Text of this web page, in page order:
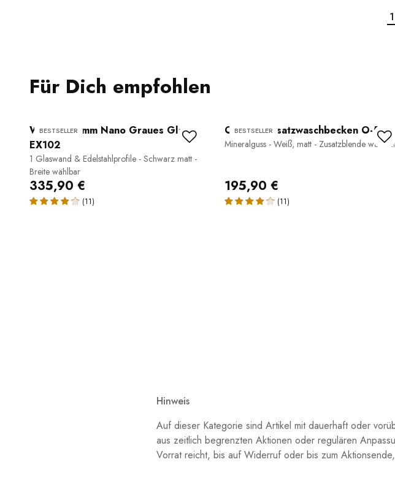
1
Für Dich empfohlen
BESTSELLER
Walk-In 10 mm Nano Graues Glas
EX102
1 Glaswand & Edelstahlprofile - Schwarz matt -
Breite wählbar
335,90 €
(11)
BESTSELLER
Ovales Aufsatzwaschbecken O-540
Mineralguss - Weiß, matt - Zusatzblende
195,90 €
(11)
Hinweis
Auf dieser Kategorie sind Artikel mit dauerhaft oder
aus zeitlich begrenzten Aktionen oder regulären
Vorrat reicht, bis auf Widerruf oder bis zum